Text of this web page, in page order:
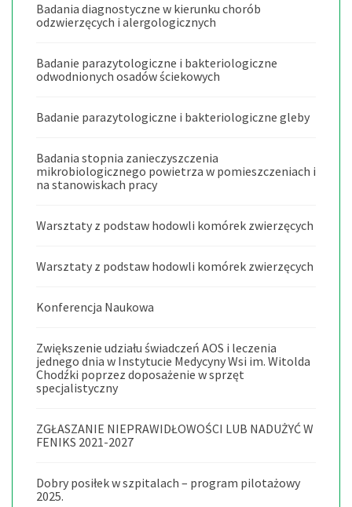
Badania diagnostyczne w kierunku chorób
odzwierzęcych i alergologicznych
Badanie parazytologiczne i bakteriologiczne
odwodnionych osadów ściekowych
Badanie parazytologiczne i bakteriologiczne gleby
Badania stopnia zanieczyszczenia
mikrobiologicznego powietrza w pomieszczeniach i
na stanowiskach pracy
Warsztaty z podstaw hodowli komórek zwierzęcych
Warsztaty z podstaw hodowli komórek zwierzęcych
Konferencja Naukowa
Zwiększenie udziału świadczeń AOS i leczenia
jednego dnia w Instytucie Medycyny Wsi im. Witolda
Chodźki poprzez doposażenie w sprzęt
specjalistyczny
ZGŁASZANIE NIEPRAWIDŁOWOŚCI LUB NADUŻYĆ W
FENIKS 2021-2027
Dobry posiłek w szpitalach – program pilotażowy
2025.